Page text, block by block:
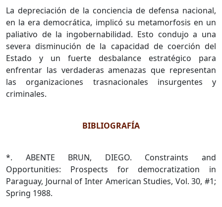
La depreciación de la conciencia de defensa nacional,
en la era democrática, implicó su metamorfosis en un
paliativo de la ingobernabilidad. Esto condujo a una
severa disminución de la capacidad de coerción del
Estado y un fuerte desbalance estratégico para
enfrentar las verdaderas amenazas que representan
las organizaciones trasnacionales insurgentes y
criminales.
BIBLIOGRAFÍA
*. ABENTE BRUN, DIEGO. Constraints and
Opportunities: Prospects for democratization in
Paraguay, Journal of Inter American Studies, Vol. 30, #1;
Spring 1988.